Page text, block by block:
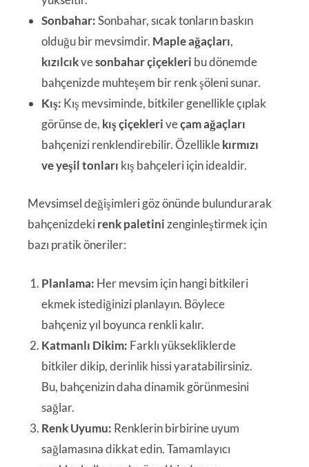
Sonbahar:Sonbahar, sıcak tonların baskın
olduğu bir mevsimdir. Maple ağaçları,
kızılcıkvesonbahar çiçekleri bu dönemde
bahçenizde muhteşem bir renk şöleni sunar.
Kış: Kış mevsiminde, bitkiler genellikle çıplak
görünse de, kış çiçekleriveçam ağaçları
bahçenizi renklendirebilir. Özelliklekırmızı
ve yeşil tonları kış bahçeleri için idealdir.
Mevsimsel değişimleri göz önünde bulundurarak
bahçenizdekirenk paletinizenginleştirmek için
bazı pratik öneriler:
Planlama: Her mevsim için hangi bitkileri
ekmek istediğinizi planlayın. Böylece
bahçeniz yıl boyunca renkli kalır.
Katmanlı Dikim: Farklı yüksekliklerde
bitkiler dikip, derinlik hissi yaratabilirsiniz.
Bu, bahçenizin daha dinamik görünmesini
sağlar.
Renk Uyumu: Renklerin birbirine uyum
sağlamasına dikkat edin. Tamamlayıcı